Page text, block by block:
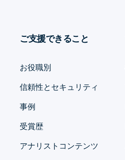
ご支援できること
お役職別
信頼性とセキュリティ
事例
受賞歴
アナリストコンテンツ